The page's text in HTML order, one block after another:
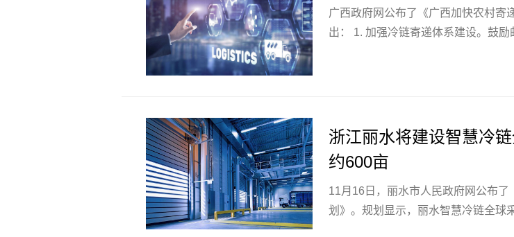
广西政府网公布了《广西加快农村寄
出： 1. 加强冷链寄递体系建设。鼓励
浙江丽水将建设智慧冷
约600亩
11月16日，丽水市人民政府网公布了
划》。规划显示，丽水智慧冷链全球